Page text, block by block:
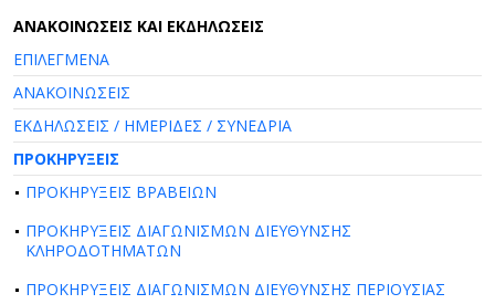
AΝΑΚΟΙΝΩΣΕΙΣ ΚΑΙ ΕΚΔΗΛΩΣΕΙΣ
ΕΠΙΛΕΓΜΕΝΑ
ΑΝΑΚΟΙΝΩΣΕΙΣ
ΕΚΔΗΛΩΣΕΙΣ / ΗΜΕΡΙΔΕΣ / ΣΥΝΕΔΡΙΑ
ΠΡΟΚΗΡΥΞΕΙΣ
ΠΡΟΚΗΡΥΞΕΙΣ ΒΡΑΒΕΙΩΝ
ΠΡΟΚΗΡΥΞΕΙΣ ΔΙΑΓΩΝΙΣΜΩΝ ΔΙΕΥΘΥΝΣΗΣ
ΚΛΗΡΟΔΟΤΗΜΑΤΩΝ
ΠΡΟΚΗΡΥΞΕΙΣ ΔΙΑΓΩΝΙΣΜΩΝ ΔΙΕΥΘΥΝΣΗΣ ΠΕΡΙΟΥΣΙΑΣ